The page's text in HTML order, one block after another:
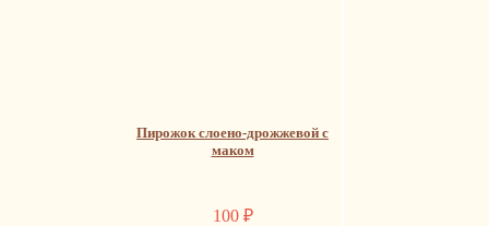
Пирожок слоено-дрожжевой с
маком
100 ₽